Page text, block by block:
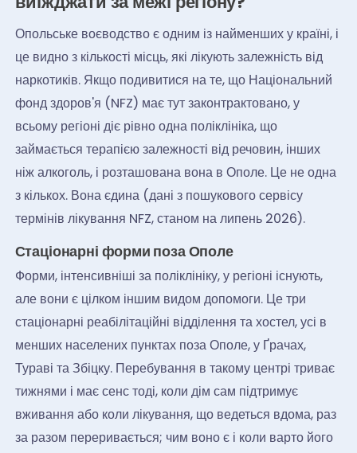
Опольське воєводство є одним із найменших у країні, і
це видно з кількості місць, які лікують залежність від
наркотиків. Якщо подивитися на те, що Національний
фонд здоров'я (NFZ) має тут законтрактовано, у
всьому регіоні діє рівно одна поліклініка, що
займається терапією залежності від речовин, інших
ніж алкоголь, і розташована вона в Ополе. Це не одна
з кількох. Вона єдина (дані з пошукового сервісу
термінів лікування NFZ, станом на липень 2026).
Стаціонарні форми поза Ополе
Форми, інтенсивніші за поліклініку, у регіоні існують,
але вони є цілком іншим видом допомоги. Це три
стаціонарні реабілітаційні відділення та хостел, усі в
менших населених пунктах поза Ополе, у Ґрачах,
Тураві та Збіцку. Перебування в такому центрі триває
тижнями і має сенс тоді, коли дім сам підтримує
вживання або коли лікування, що ведеться вдома, раз
за разом переривається; чим воно є і коли варто його